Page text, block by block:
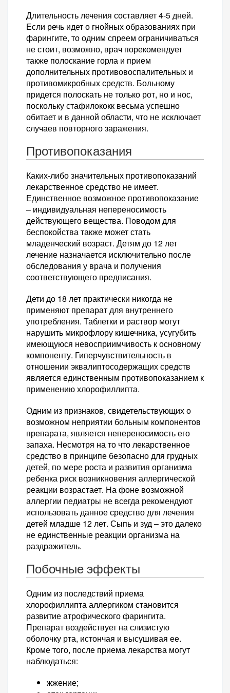
Длительность лечения составляет 4-5 дней.
Если речь идет о гнойных образованиях при
фарингите, то одним спреем ограничиваться
не стоит, возможно, врач порекомендует
также полоскание горла и прием
дополнительных противовоспалительных и
противомикробных средств. Больному
придется полоскать не только рот, но и нос,
поскольку стафилококк весьма успешно
обитает и в данной области, что не исключает
случаев повторного заражения.
Противопоказания
Каких-либо значительных противопоказаний
лекарственное средство не имеет.
Единственное возможное противопоказание
– индивидуальная непереносимость
действующего вещества. Поводом для
беспокойства также может стать
младенческий возраст. Детям до 12 лет
лечение назначается исключительно после
обследования у врача и получения
соответствующего предписания.
Дети до 18 лет практически никогда не
применяют препарат для внутреннего
употребления. Таблетки и раствор могут
нарушить микрофлору кишечника, усугубить
имеющуюся невосприимчивость к основному
компоненту. Гиперчувствительность в
отношении эквалиптосодержащих средств
является единственным противопоказанием к
применению хлорофиллипта.
Одним из признаков, свидетельствующих о
возможном неприятии больным компонентов
препарата, является непереносимость его
запаха. Несмотря на то что лекарственное
средство в принципе безопасно для грудных
детей, по мере роста и развития организма
ребенка риск возникновения аллергической
реакции возрастает. На фоне возможной
аллергии педиатры не всегда рекомендуют
использовать данное средство для лечения
детей младше 12 лет. Сыпь и зуд – это далеко
не единственные реакции организма на
раздражитель.
Побочные эффекты
Одним из последствий приема
хлорофиллипта аллергиком становится
развитие атрофического фарингита.
Препарат воздействует на слизистую
оболочку рта, истончая и высушивая ее.
Кроме того, после приема лекарства могут
наблюдаться:
жжение;